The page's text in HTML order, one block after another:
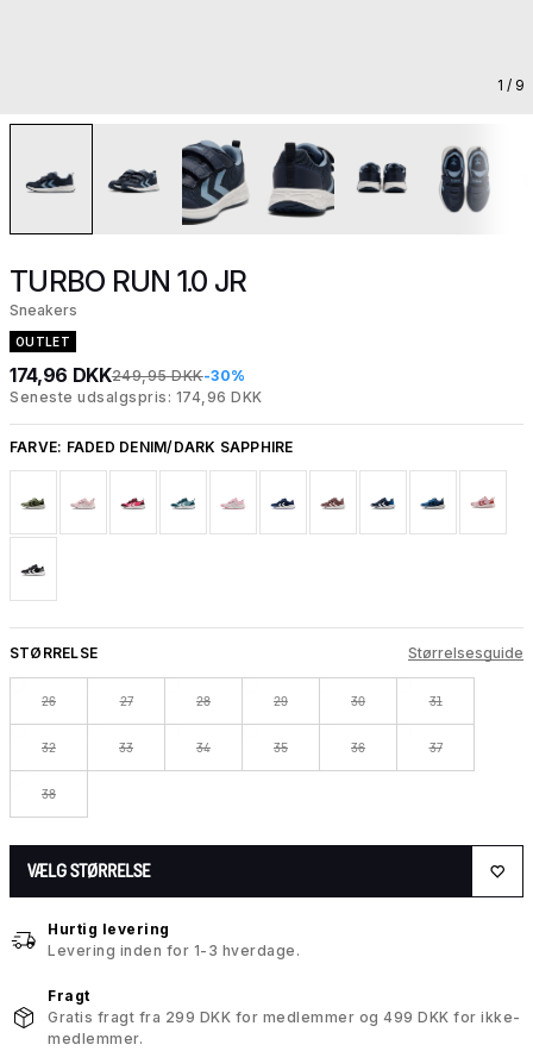
1 / 9
TURBO RUN 1.0 JR
Sneakers
OUTLET
174,96 DKK249,95 DKK-30%
Seneste udsalgspris: 174,96 DKK
FARVE: FADED DENIM/DARK SAPPHIRE
STØRRELSE Størrelsesguide
26 27 28 29 30 31
32 33 34 35 36 37
38
VÆLG STØRRELSE
Hurtig levering
Levering inden for 1-3 hverdage.
Fragt
Gratis fragt fra 299 DKK for medlemmer og 499 DKK for ikke-
medlemmer.